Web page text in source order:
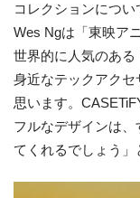
コレクションにつ
Wes Ngは「東映ア
世界的に人気のある
身近なテックアクセ
思います。
フルなデザインは
てくれるでしょう」